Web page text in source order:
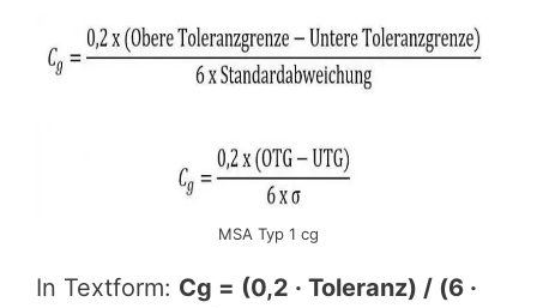
MSA Typ 1 cg
In Textform: Cg = (0,2 · Toleranz) / (6 ·